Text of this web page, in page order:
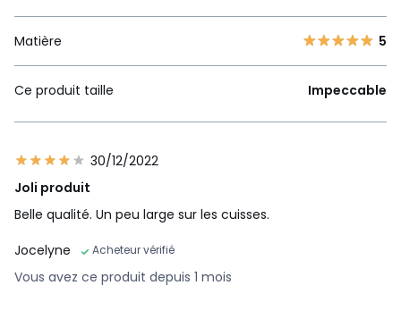
Matière 5
Ce produit taille Impeccable
30/12/2022
Joli produit
Belle qualité. Un peu large sur les cuisses.
Jocelyne
Acheteur vérifié
Vous avez ce produit depuis 1 mois